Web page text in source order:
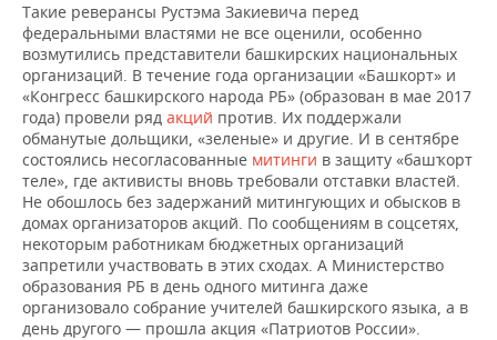
Такие реверансы Рустэма Закиевича перед
федеральными властями не все оценили, особенно
возмутились представители башкирских национальных
организаций. В течение года организации «Башкорт» и
«Конгресс башкирского народа РБ» (образован в мае 2017
года) провели ряд акций против. Их поддержали
обманутые дольщики, «зеленые» и другие. И в сентябре
состоялись несогласованные митинги в защиту «башҡорт
теле», где активисты вновь требовали отставки властей.
Не обошлось без задержаний митингующих и обысков в
домах организаторов акций. По сообщениям в соцсетях,
некоторым работникам бюджетных организаций
запретили участвовать в этих сходах. А Министерство
образования РБ в день одного митинга даже
организовало собрание учителей башкирского языка, а в
день другого — прошла акция «Патриотов России».